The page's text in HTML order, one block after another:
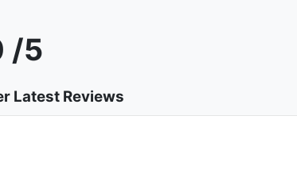
/5
Latest Reviews